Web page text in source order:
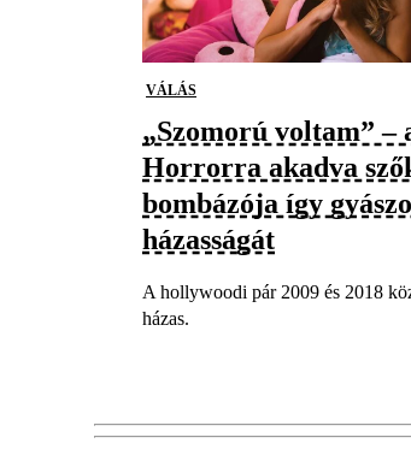
VÁLÁS
„Szomorú voltam” –
Horrorra akadva
bombázója így
házasságát
A hollywoodi pár 2009 és 2018
házas.